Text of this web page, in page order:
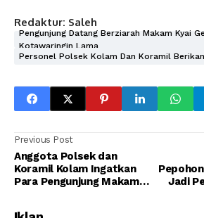
Redaktur: Saleh
Pengunjung Datang Berziarah Makam Kyai
Kotawaringin Lama
Personel Polsek Kolam Dan Koramil
Previous Post
Anggota Polsek dan
Koramil Kolam Ingatkan
Para Pengunjung Makam
Jadi